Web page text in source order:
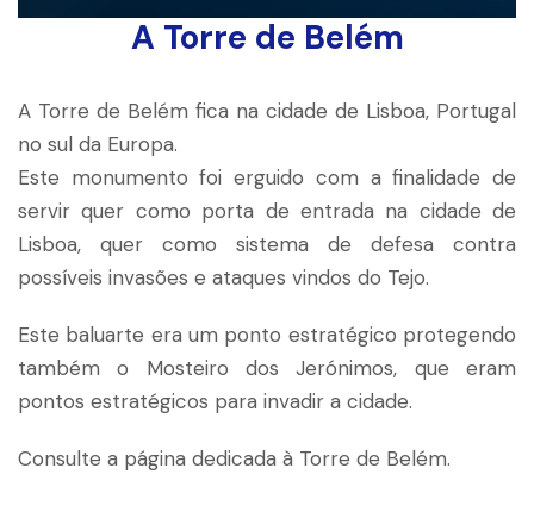
A Torre de Belém
A Torre de Belém fica na cidade de Lisboa, Portugal
no sul da Europa.
Este monumento foi erguido com a finalidade de
servir quer como porta de entrada na cidade de
Lisboa, quer como sistema de defesa contra
possíveis invasões e ataques vindos do Tejo.
Este baluarte era um ponto estratégico protegendo
também o Mosteiro dos Jerónimos, que eram
pontos estratégicos para invadir a cidade.
Consulte a página dedicada à Torre de Belém.